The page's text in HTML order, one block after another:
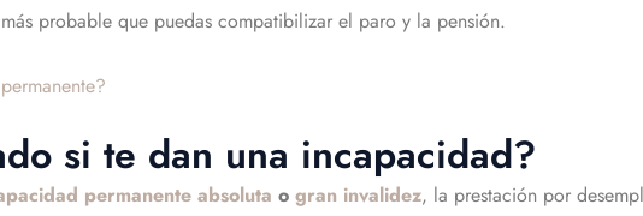
probable que puedas compatibilizar el paro y la pensión.
si te dan una incapacidad?
permanente absoluta o gran invalidez, la prestación por